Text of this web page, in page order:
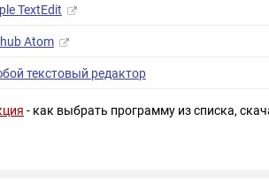
TextEdit
Atom
текстовый редактор
- как выбрать программу из списка,